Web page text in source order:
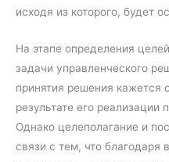
исходя из которого, будет
На этапе определения
задачи управленческого
принятия решения кажется
результате его
Однако целеполагание и
связи с тем, что благодаря